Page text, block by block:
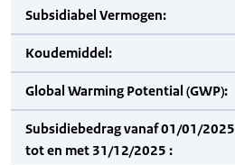
Subsidiabel Vermogen:
Koudemiddel:
Global Warming Potential (GWP):
Subsidiebedrag vanaf 01/01/2025
tot en met 31/12/2025 :